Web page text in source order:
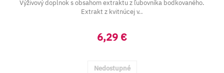
Výživový doplnok s obsahom extraktu z ľubovníka bodkovaného.
Extrakt z kvitnúcej v..
6,29 €
Nedostupné